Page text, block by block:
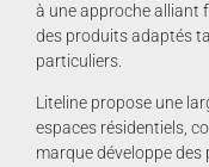
à une approche alliant
des produits adaptés
particuliers.
Liteline propose une
espaces résidentiels,
marque développe